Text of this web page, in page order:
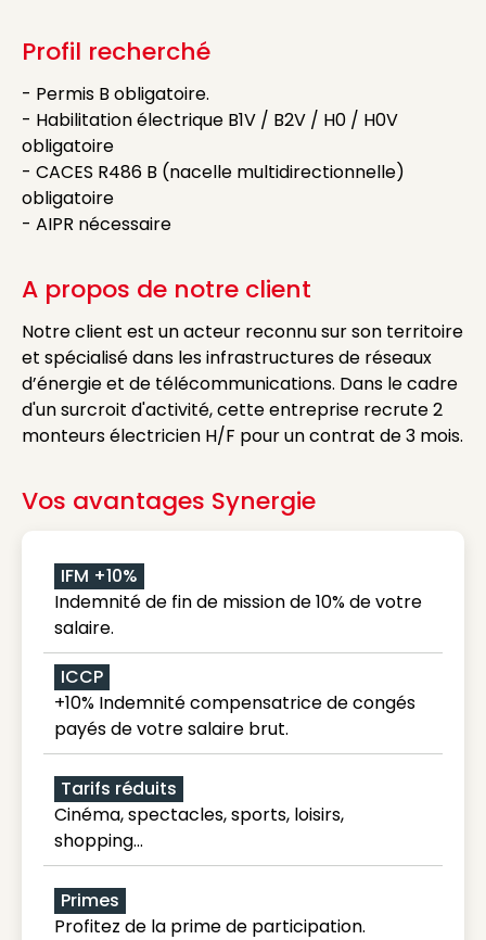
Profil recherché
- Permis B obligatoire.
- Habilitation électrique B1V / B2V / H0 / H0V
obligatoire
- CACES R486 B (nacelle multidirectionnelle)
obligatoire
- AIPR nécessaire
A propos de notre client
Notre client est un acteur reconnu sur son territoire
et spécialisé dans les infrastructures de réseaux
d’énergie et de télécommunications. Dans le cadre
d'un surcroit d'activité, cette entreprise recrute 2
monteurs électricien H/F pour un contrat de 3 mois.
Vos avantages Synergie
IFM +10%
Indemnité de fin de mission de 10% de votre
salaire.
ICCP
+10% Indemnité compensatrice de congés
payés de votre salaire brut.
Tarifs réduits
Cinéma, spectacles, sports, loisirs,
shopping...
Primes
Profitez de la prime de participation.